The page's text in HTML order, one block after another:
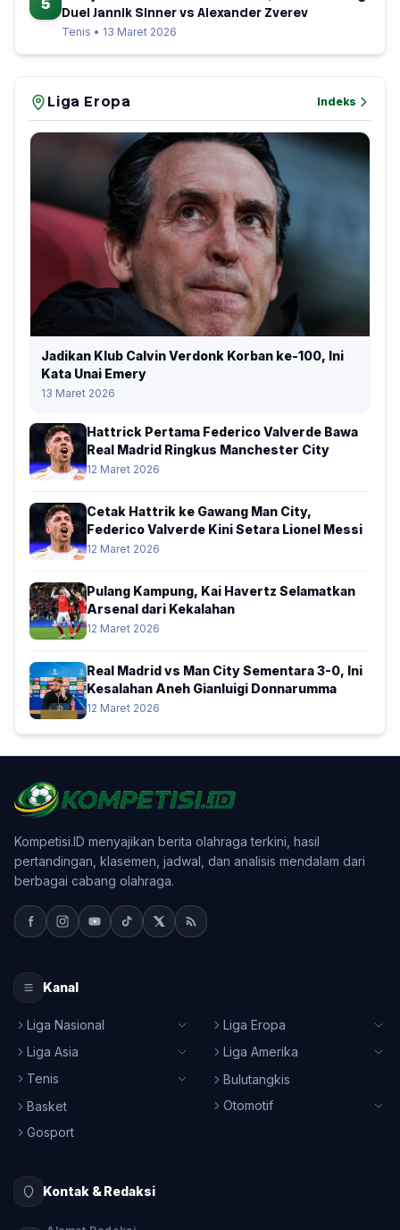
5
Duel Jannik Sinner vs Alexander Zverev
Tenis • 13 Maret 2026
Liga Eropa Indeks
Jadikan Klub Calvin Verdonk Korban ke-100, Ini
Kata Unai Emery
13 Maret 2026
Hattrick Pertama Federico Valverde Bawa
Real Madrid Ringkus Manchester City
12 Maret 2026
Cetak Hattrik ke Gawang Man City,
Federico Valverde Kini Setara Lionel Messi
12 Maret 2026
Pulang Kampung, Kai Havertz Selamatkan
Arsenal dari Kekalahan
12 Maret 2026
Real Madrid vs Man City Sementara 3-0, Ini
Kesalahan Aneh Gianluigi Donnarumma
12 Maret 2026
Kompetisi.ID menyajikan berita olahraga terkini, hasil
pertandingan, klasemen, jadwal, dan analisis mendalam dari
berbagai cabang olahraga.
Kanal
Liga Nasional
Liga Eropa
Liga Asia
Liga Amerika
Tenis
Bulutangkis
Basket
Otomotif
Gosport
Kontak & Redaksi